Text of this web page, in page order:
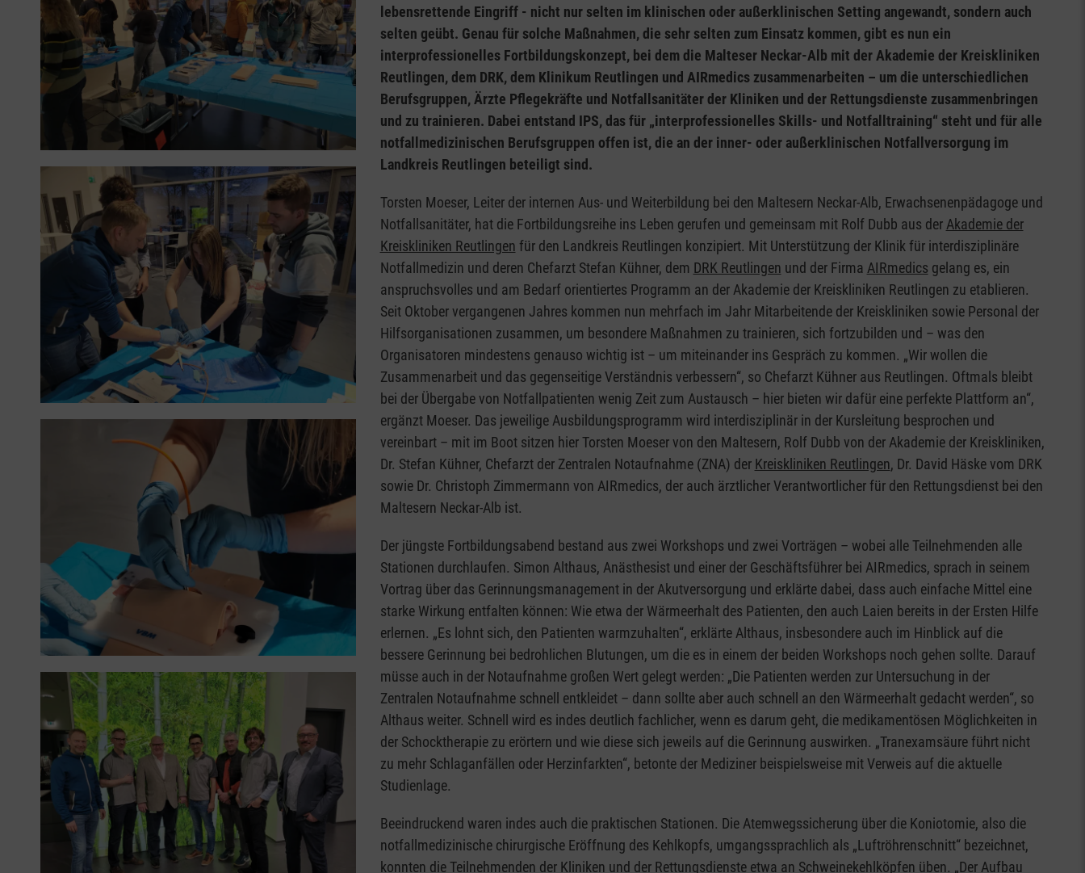
lebensrettende Eingriff - nicht nur selten im klinischen oder außerklinischen Setting angewandt, sondern auch
selten geübt. Genau für solche Maßnahmen, die sehr selten zum Einsatz kommen, gibt es nun ein
interprofessionelles Fortbildungskonzept, bei dem die Malteser Neckar-Alb mit der Akademie der Kreiskliniken
Reutlingen, dem DRK, dem Klinikum Reutlingen und AIRmedics zusammenarbeiten – um die unterschiedlichen
Berufsgruppen, Ärzte Pflegekräfte und Notfallsanitäter der Kliniken und der Rettungsdienste zusammenbringen
und zu trainieren. Dabei entstand IPS, das für „interprofessionelles Skills- und Notfalltraining“ steht und für alle
notfallmedizinischen Berufsgruppen offen ist, die an der inner- oder außerklinischen Notfallversorgung im
Landkreis Reutlingen beteiligt sind.
Torsten Moeser, Leiter der internen Aus- und Weiterbildung bei den Maltesern Neckar-Alb, Erwachsenenpädagoge und
Notfallsanitäter, hat die Fortbildungsreihe ins Leben gerufen und gemeinsam mit Rolf Dubb aus derAkademie der
Kreiskliniken Reutlingen für den Landkreis Reutlingen konzipiert. Mit Unterstützung der Klinik für interdisziplinäre
Notfallmedizin und deren Chefarzt Stefan Kühner, dem DRK Reutlingen und der Firma AIRmedics gelang es, ein
anspruchsvolles und am Bedarf orientiertes Programm an der Akademie der Kreiskliniken Reutlingen zu etablieren.
Seit Oktober vergangenen Jahres kommen nun mehrfach im Jahr Mitarbeitende der Kreiskliniken sowie Personal der
Hilfsorganisationen zusammen, um besondere Maßnahmen zu trainieren, sich fortzubilden und – was den
Organisatoren mindestens genauso wichtig ist – um miteinander ins Gespräch zu kommen. „Wir wollen die
Zusammenarbeit und das gegenseitige Verständnis verbessern“, so Chefarzt Kühner aus Reutlingen. Oftmals bleibt
bei der Übergabe von Notfallpatienten wenig Zeit zum Austausch – hier bieten wir dafür eine perfekte Plattform an“,
ergänzt Moeser. Das jeweilige Ausbildungsprogramm wird interdisziplinär in der Kursleitung besprochen und
vereinbart – mit im Boot sitzen hier Torsten Moeser von den Maltesern, Rolf Dubb von der Akademie der Kreiskliniken,
Dr. Stefan Kühner, Chefarzt der Zentralen Notaufnahme (ZNA) der Kreiskliniken Reutlingen, Dr. David Häske vom DRK
sowie Dr. Christoph Zimmermann von AIRmedics, der auch ärztlicher Verantwortlicher für den Rettungsdienst bei den
Maltesern Neckar-Alb ist.
Der jüngste Fortbildungsabend bestand aus zwei Workshops und zwei Vorträgen – wobei alle Teilnehmenden alle
Stationen durchlaufen. Simon Althaus, Anästhesist und einer der Geschäftsführer bei AIRmedics, sprach in seinem
Vortrag über das Gerinnungsmanagement in der Akutversorgung und erklärte dabei, dass auch einfache Mittel eine
starke Wirkung entfalten können: Wie etwa der Wärmeerhalt des Patienten, den auch Laien bereits in der Ersten Hilfe
erlernen. „Es lohnt sich, den Patienten warmzuhalten“, erklärte Althaus, insbesondere auch im Hinblick auf die
bessere Gerinnung bei bedrohlichen Blutungen, um die es in einem der beiden Workshops noch gehen sollte. Darauf
müsse auch in der Notaufnahme großen Wert gelegt werden: „Die Patienten werden zur Untersuchung in der
Zentralen Notaufnahme schnell entkleidet – dann sollte aber auch schnell an den Wärmeerhalt gedacht werden“, so
Althaus weiter. Schnell wird es indes deutlich fachlicher, wenn es darum geht, die medikamentösen Möglichkeiten in
der Schocktherapie zu erörtern und wie diese sich jeweils auf die Gerinnung auswirken. „Tranexamsäure führt nicht
zu mehr Schlaganfällen oder Herzinfarkten“, betonte der Mediziner beispielsweise mit Verweis auf die aktuelle
Studienlage.
Beeindruckend waren indes auch die praktischen Stationen. Die Atemwegssicherung über die Koniotomie, also die
notfallmedizinische chirurgische Eröffnung des Kehlkopfs, umgangssprachlich als „Luftröhrenschnitt“ bezeichnet,
konnten die Teilnehmenden der Kliniken und der Rettungsdienste etwa an Schweinekehlköpfen üben. „Der Aufbau